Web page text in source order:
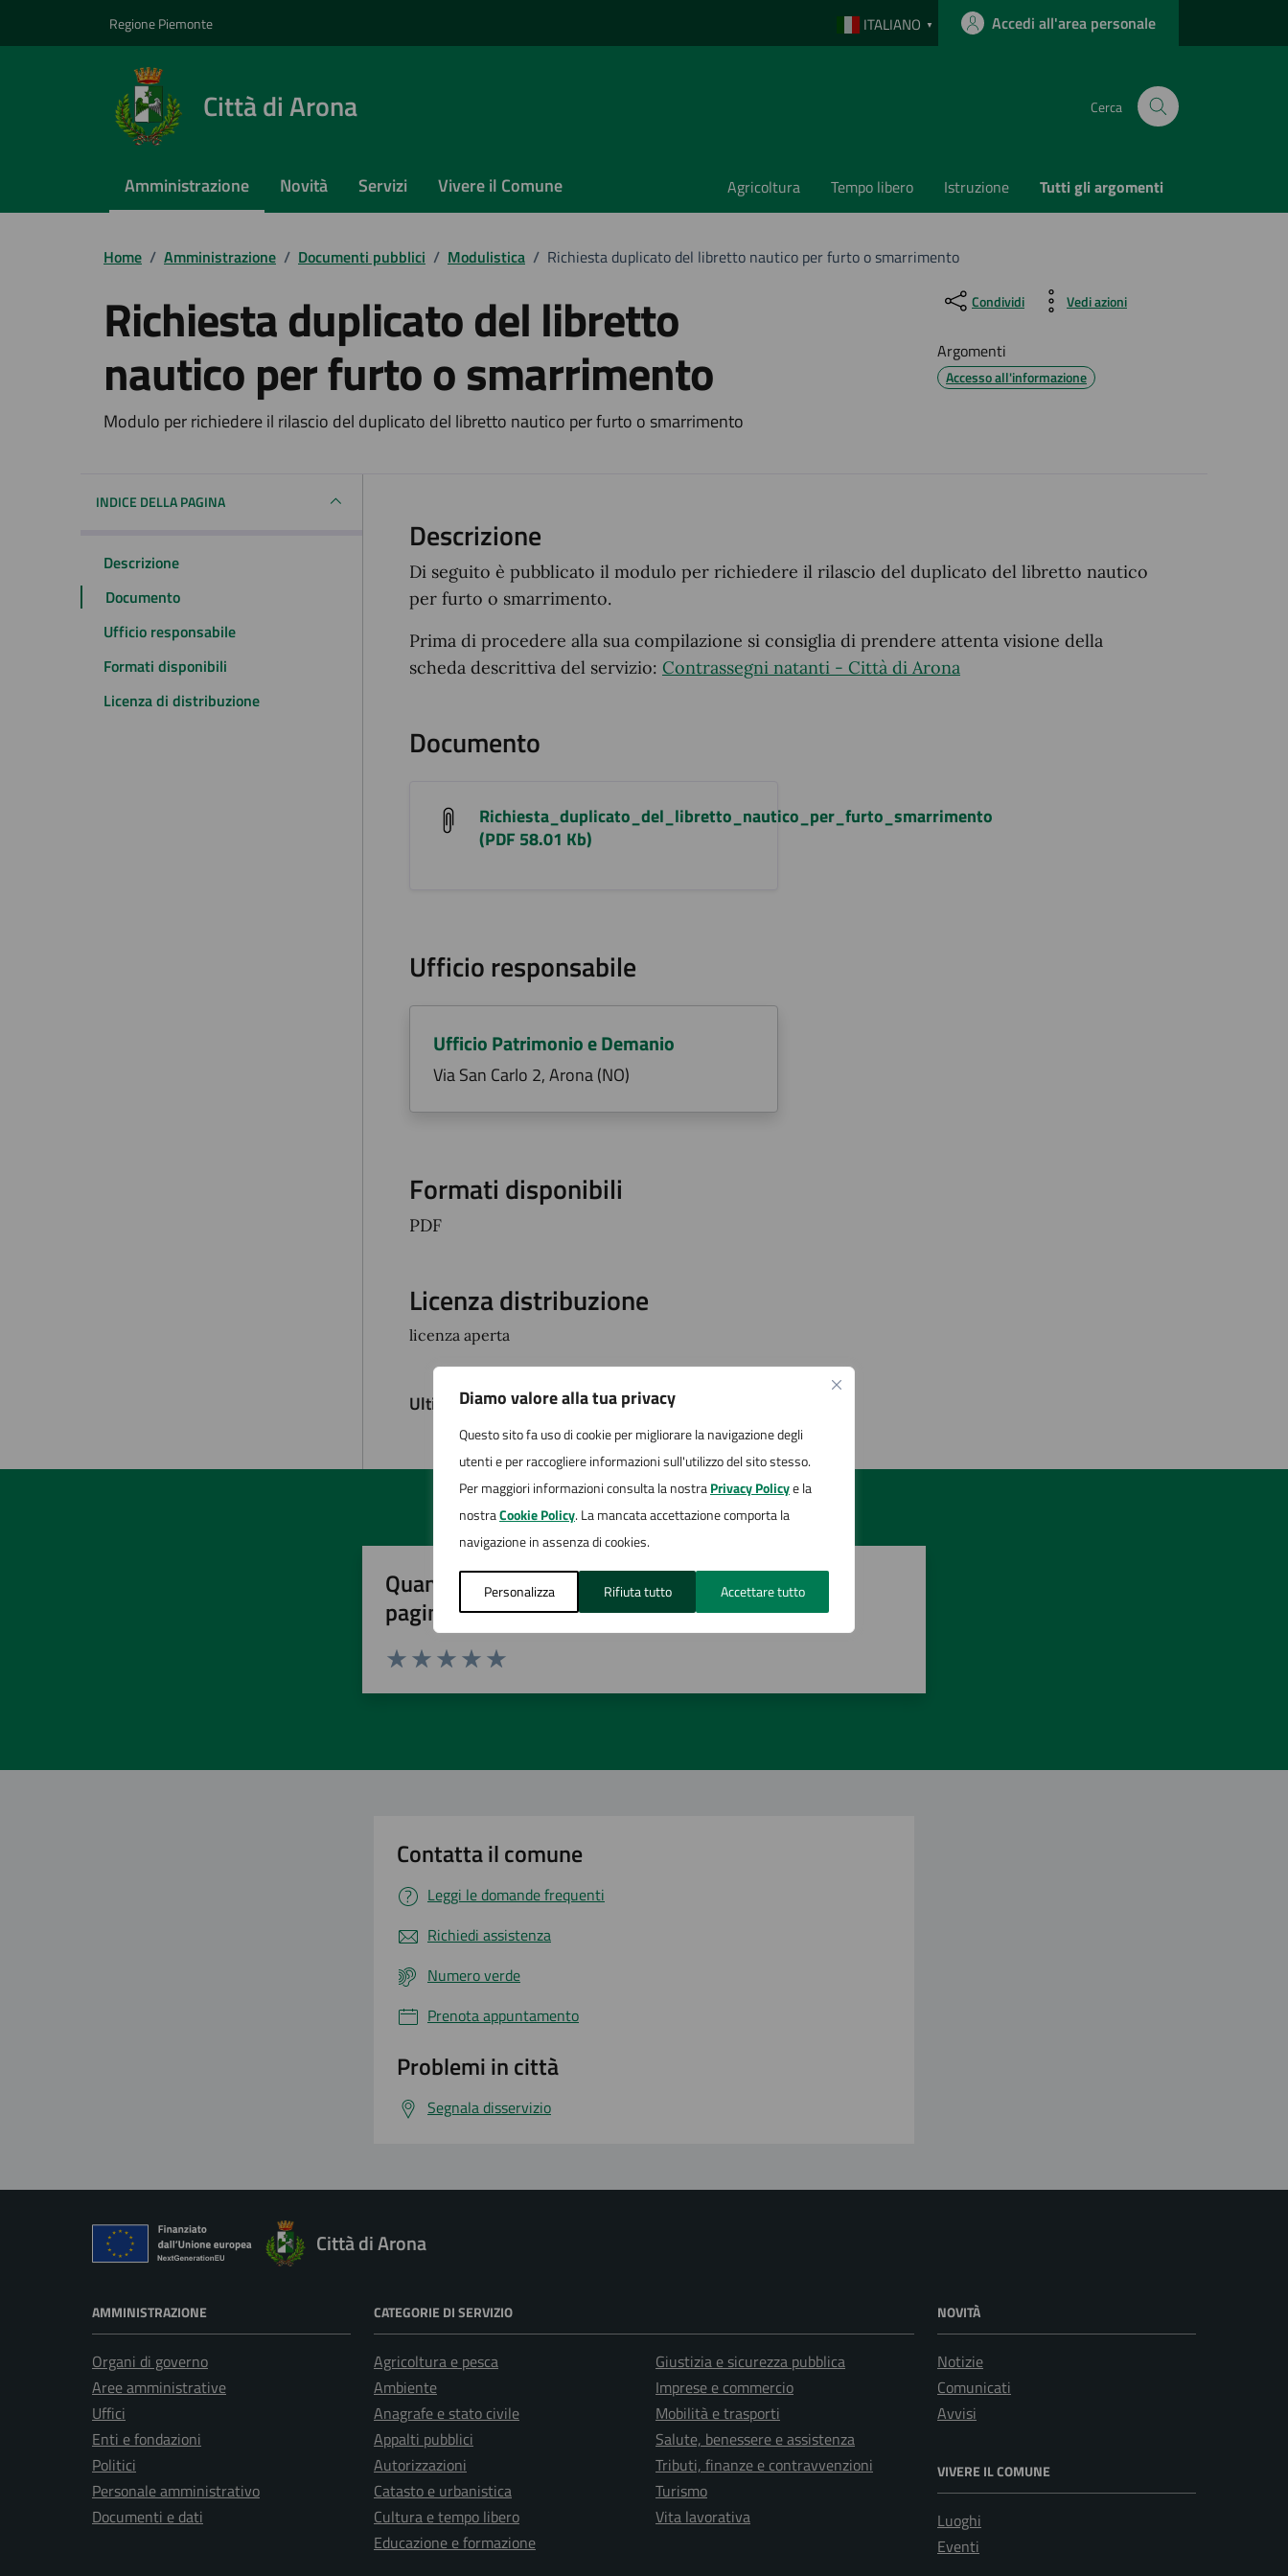
Diamo valore alla tua privacy
Questo sito fa uso di cookie per migliorare la navigazione degli
utenti e per raccogliere informazioni sull'utilizzo del sito stesso.
Per maggiori informazioni consulta la nostraPrivacy Policye la
nostraCookie Policy. La mancata accettazione comporta la
navigazione in assenza di cookies.
Personalizza Rifiuta tutto Accettare tutto
Regione Piemonte ITALIANO ▼ Accedi all'area personale
Città di Arona Cerca
Amministrazione Novità Servizi Vivere il Comune Agricoltura Tempo libero Istruzione Tutti gli argomenti
Home / Amministrazione / Documenti pubblici / Modulistica / Richiesta duplicato del libretto nautico per furto o smarrimento
Richiesta duplicato del libretto
nautico per furto o smarrimento
Dettagli del documento
Modulo per richiedere il rilascio del duplicato del libretto nautico per furto o smarrimento
Condividi Vedi azioni
Argomenti
Accesso all'informazione
INDICE DELLA PAGINA
Descrizione
Documento
Ufficio responsabile
Formati disponibili
Licenza di distribuzione
Descrizione
Di seguito è pubblicato il modulo per richiedere il rilascio del duplicato del libretto nautico
per furto o smarrimento.
Prima di procedere alla sua compilazione si consiglia di prendere attenta visione della
scheda descrittiva del servizio: Contrassegni natanti - Città di Arona
Documento
Richiesta_duplicato_del_libretto_nautico_per_furto_smarrimento
(PDF 58.01 Kb)
Ufficio responsabile
Ufficio Patrimonio e Demanio
Via San Carlo 2, Arona (NO)
Formati disponibili
PDF
Licenza distribuzione
licenza aperta
Ultimo aggiornamento:01/07/2025, 10:13
Quanto sono chiare le informazioni su questa
pagina?
Contatta il comune
Leggi le domande frequenti
Richiedi assistenza
Numero verde
Prenota appuntamento
Problemi in città
Segnala disservizio
Città di Arona
AMMINISTRAZIONE
Organi di governo
Aree amministrative
Uffici
Enti e fondazioni
Politici
Personale amministrativo
Documenti e dati
CATEGORIE DI SERVIZIO
Agricoltura e pesca
Ambiente
Anagrafe e stato civile
Appalti pubblici
Autorizzazioni
Catasto e urbanistica
Cultura e tempo libero
Educazione e formazione
Giustizia e sicurezza pubblica
Imprese e commercio
Mobilità e trasporti
Salute, benessere e assistenza
Tributi, finanze e contravvenzioni
Turismo
Vita lavorativa
NOVITÀ
Notizie
Comunicati
Avvisi
VIVERE IL COMUNE
Luoghi
Eventi